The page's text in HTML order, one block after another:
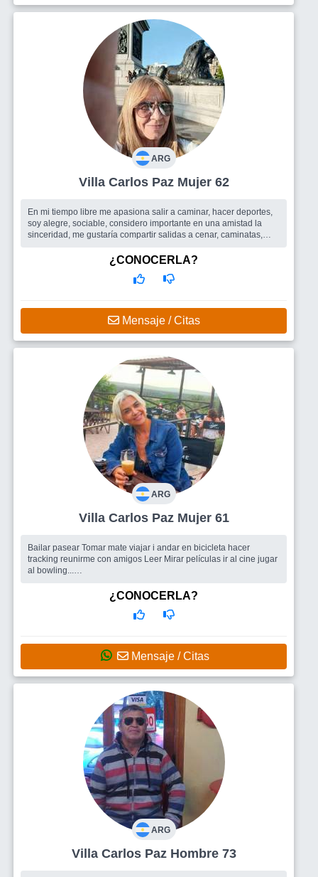
ARG
Villa Carlos Paz Mujer 62
En mi tiempo libre me apasiona salir a caminar, hacer deportes,
soy alegre, sociable, considero importante en una amistad la
sinceridad, me gustaría compartir salidas a cenar, caminatas,
¿CONOCERLA?
Mensaje / Citas
ARG
Villa Carlos Paz Mujer 61
Bailar pasear Tomar mate viajar i andar en bicicleta hacer
tracking reunirme con amigos Leer Mirar películas ir al cine jugar
al bowling...
¿CONOCERLA?
Mensaje / Citas
ARG
Villa Carlos Paz Hombre 73